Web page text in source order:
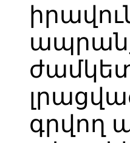
գրվող